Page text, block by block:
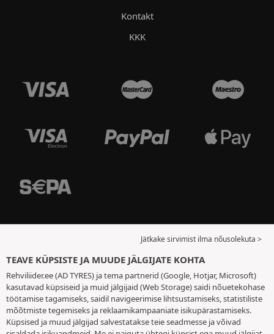
Kontakt
KKK
Jätkake sirvimist ilma nõusolekuta >
TEAVE KÜPSISTE JA MUUDE JÄLGIJATE KOHTA
Rehviliider.ee (AD TYRES) ja tema partnerid (Google, Hotjar, Microsoft)
kasutavad küpsiseid ja muid jälgijaid (Web Storage) saidi nõuetekohase
töötamise tagamiseks, saidil navigeerimise lihtsustamiseks, statistiliste
mõõtmiste tegemiseks ja reklaamikampaaniate isikupärastamiseks.
Küpsised ja muud jälgijad salvestatakse teie seadmesse ja võivad